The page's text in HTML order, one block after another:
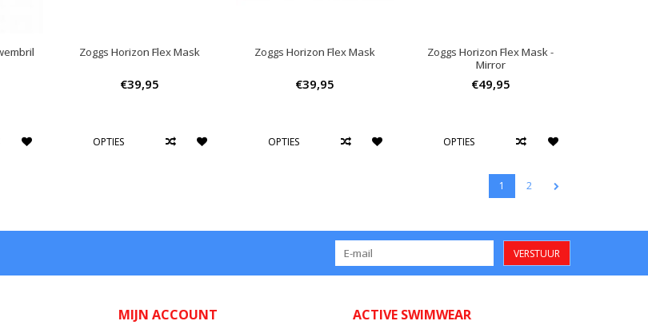
Zoggs Horizon Flex Mask
€39,95
OPTIES
Zoggs Horizon Flex Mask
€39,95
OPTIES
Zoggs Horizon Flex Mask -
Mirror
€49,95
OPTIES
1 2
VERSTUUR
MIJN ACCOUNT ACTIVE SWIMWEAR